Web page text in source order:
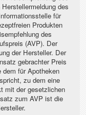
des
für
Produkten
des
(AVP). Der
der Hersteller. Der
gebrachter Preis
für Apotheken
zu dem eine
mit der gesetzlichen
zum AVP ist die